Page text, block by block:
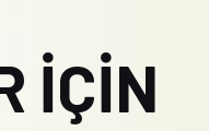
İÇİN